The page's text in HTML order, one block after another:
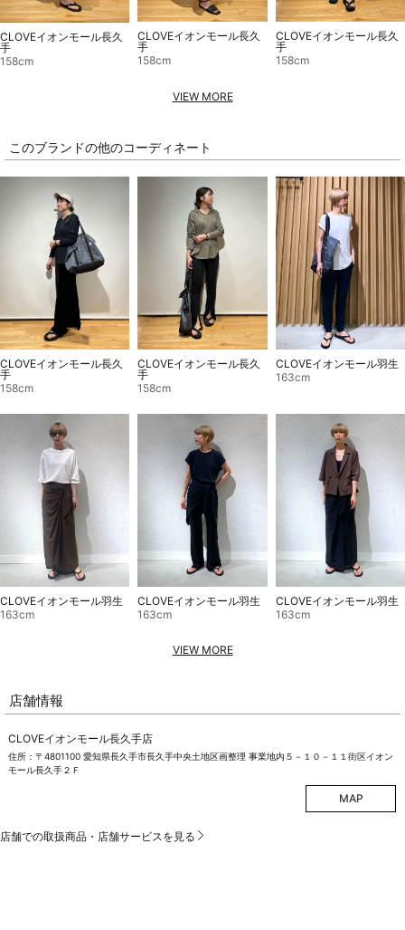
CLOVEイオンモール長久
手
158cm
CLOVEイオンモール長久
手
158cm
CLOVEイオンモール長久
手
158cm
VIEW MORE
このブランドの他のコーディネート
CLOVEイオンモール長久
手
158cm
CLOVEイオンモール長久
手
158cm
CLOVEイオンモール羽生
163cm
CLOVEイオンモール羽生
163cm
CLOVEイオンモール羽生
163cm
CLOVEイオンモール羽生
163cm
VIEW MORE
店舗情報
CLOVEイオンモール長久手店
住所：〒4801100 愛知県長久手市長久手中央土地区画整理 事業地内５－１０－１１街区イオン
モール長久手２Ｆ
MAP
店舗での取扱商品・店舗サービスを見る